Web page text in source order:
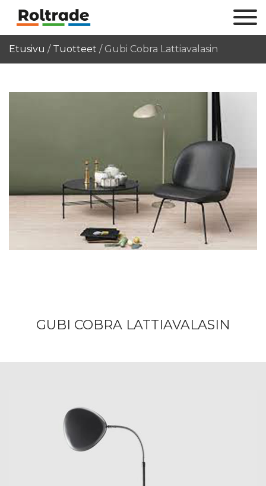
Etusivu / Tuotteet / Gubi Cobra Lattiavalasin
GUBI COBRA LATTIAVALASIN